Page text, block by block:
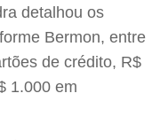
detalhou os
Bermon, entre
de crédito, R$
1.000 em